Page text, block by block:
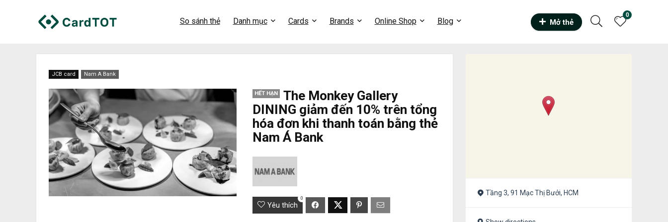
So sánh thẻ Danh mục Cards Brands Online Shop Blog Mở thẻ
0
JCB card Nam A Bank
HẾT HẠN
The Monkey Gallery
DINING giảm đến 10% trên tổng
hóa đơn khi thanh toán bằng thẻ
Nam Á Bank
Yêu thích
0
Tầng 3, 91 Mạc Thị Bưởi, HCM